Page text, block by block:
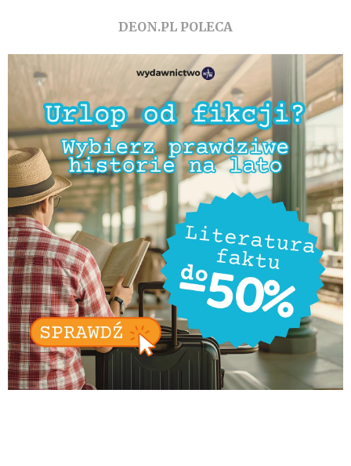
DEON.PL POLECA